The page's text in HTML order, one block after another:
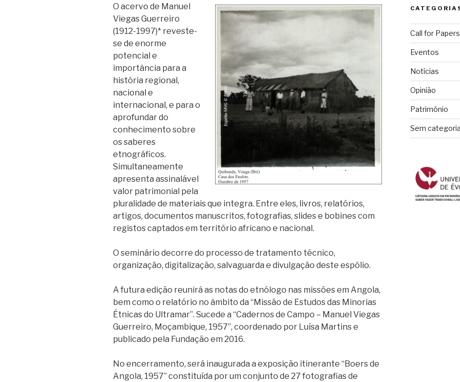
O acervo de Manuel
Viegas Guerreiro
(1912-1997)* reveste-
se de enorme
potencial e
importância para a
história regional,
nacional e
internacional, e para o
aprofundar do
conhecimento sobre
os saberes
etnográficos.
Simultaneamente
apresenta assinalável
valor patrimonial pela
pluralidade de materiais que integra. Entre eles, livros, relatórios,
artigos, documentos manuscritos, fotografias, slides e bobines com
registos captados em território africano e nacional.
O seminário decorre do processo de tratamento técnico,
organização, digitalização, salvaguarda e divulgação deste espólio.
A futura edição reunirá as notas do etnólogo nas missões em Angola,
bem como o relatório no âmbito da “Missão de Estudos das Minorias
Étnicas do Ultramar”. Sucede a “Cadernos de Campo – Manuel Viegas
Guerreiro, Moçambique, 1957”, coordenado por Luísa Martins e
publicado pela Fundação em 2016.
No encerramento, será inaugurada a exposição itinerante “Boers de
Angola, 1957” constituída por um conjunto de 27 fotografias de
Call for Papers
Eventos
Notícias
Opinião
Património
Sem